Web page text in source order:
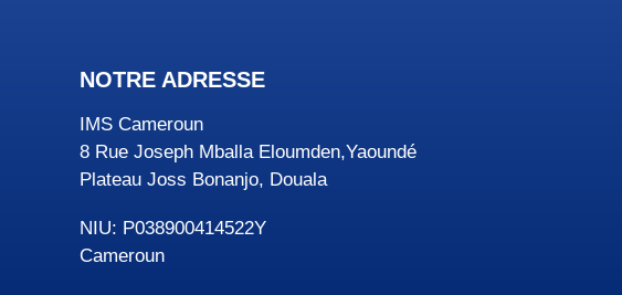
NOTRE ADRESSE
IMS Cameroun
8 Rue Joseph Mballa Eloumden,Yaoundé
Plateau Joss Bonanjo, Douala
NIU: P038900414522Y
Cameroun